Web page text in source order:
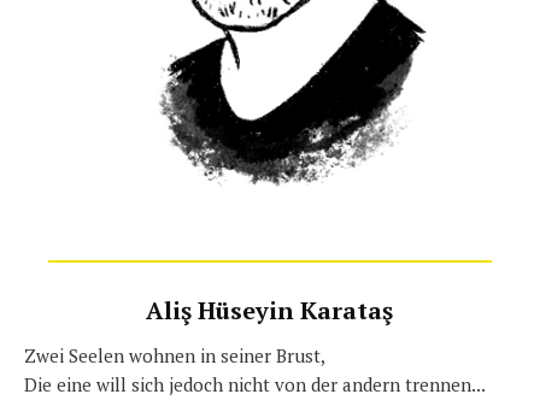
Aliş Hüseyin Karataş
Zwei Seelen wohnen in seiner Brust,
Die eine will sich jedoch nicht von der andern trennen...